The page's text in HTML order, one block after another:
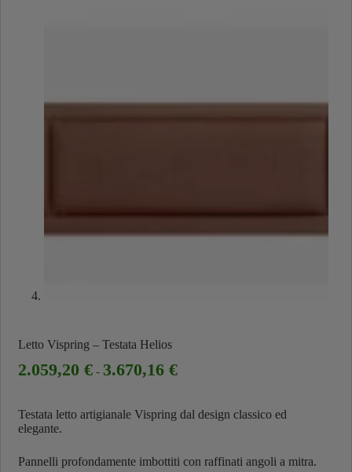
Letto Vispring – Testata Helios
2.059,20€ - 3.670,16€
Testata letto artigianale Vispring dal design classico ed
elegante.
Pannelli profondamente imbottiti con raffinati angoli a mitra.